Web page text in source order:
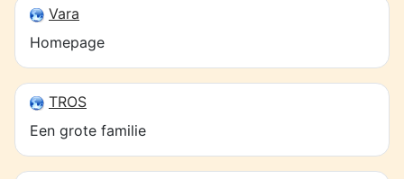
Vara
Homepage
TROS
Een grote familie